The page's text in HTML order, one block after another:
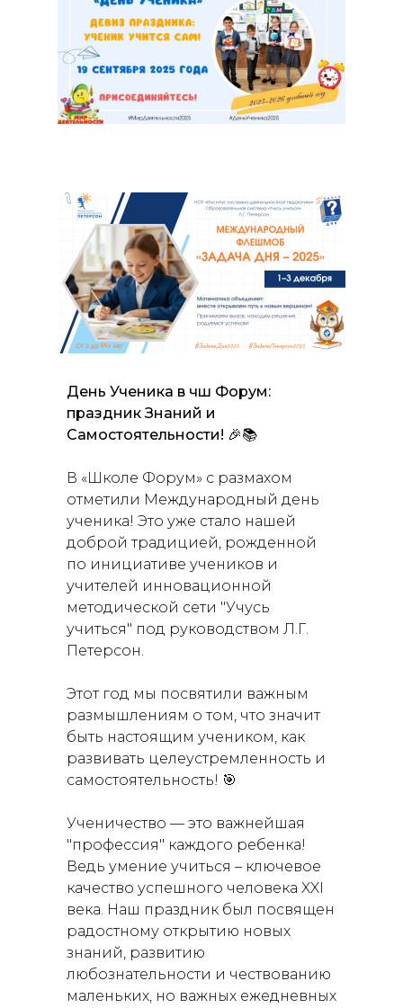
День Ученика в чш Форум:
праздник Знаний и
Самостоятельности! 🎉📚
В «Школе Форум» с размахом
отметили Международный день
ученика! Это уже стало нашей
доброй традицией, рожденной
по инициативе учеников и
учителей инновационной
методической сети "Учусь
учиться" под руководством Л.Г.
Петерсон.
Этот год мы посвятили важным
размышлениям о том, что значит
быть настоящим учеником, как
развивать целеустремленность и
самостоятельность! 🎯
Ученичество — это важнейшая
"профессия" каждого ребенка!
Ведь умение учиться – ключевое
качество успешного человека XXI
века. Наш праздник был посвящен
радостному открытию новых
знаний, развитию
любознательности и чествованию
маленьких, но важных ежедневных